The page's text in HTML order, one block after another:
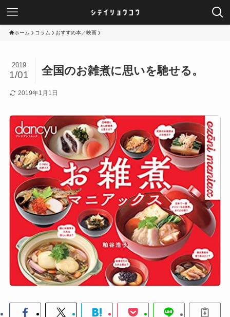
ホーム コラム おすすめ本／映画
全国のお雑煮に思いを馳せる。
2019
1/01
2019年1月1日